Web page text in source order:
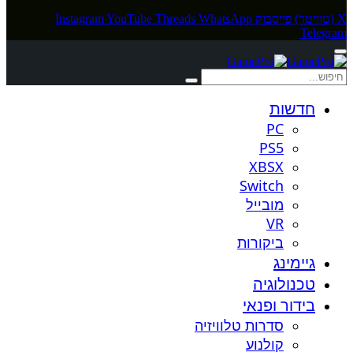
X (טוויטר) פייסבוק InstagramYouTube Threads WhatsApp
Telegram
חדשות
PC
PS5
XBSX
Switch
מובייל
VR
ביקורות
גיימינג
טכנולוגיה
בידור ופנאי
סדרות טלוויזיה
קולנוע